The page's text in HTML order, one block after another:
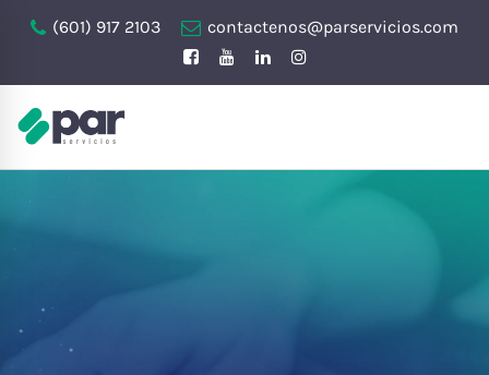
(601) 917 2103 contactenos@parservicios.com